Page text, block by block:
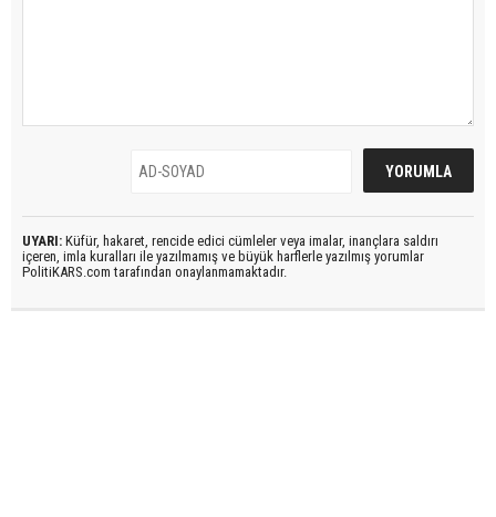
UYARI: Küfür, hakaret, rencide edici cümleler veya imalar, inançlara saldırı
içeren, imla kuralları ile yazılmamış ve büyük harflerle yazılmış yorumlar
PolitiKARS.com tarafından onaylanmamaktadır.